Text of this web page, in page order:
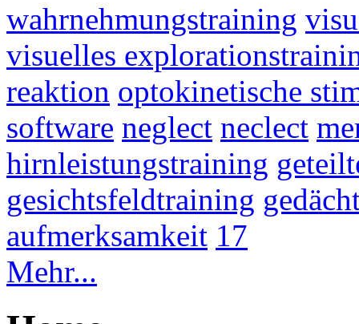
wahrnehmungstraining
visuelles
reaktion optokinetische
software neglect neclect
hirnleistungstraining
gesichtsfeldtraining
aufmerksamkeit 17
Mehr...